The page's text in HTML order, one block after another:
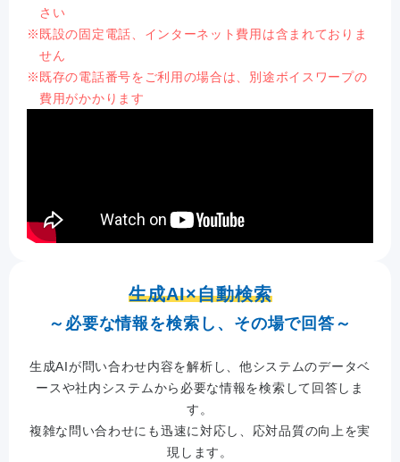
さい
既設の固定電話、インターネット費用は含まれておりま
せん
既存の電話番号をご利用の場合は、別途ボイスワープの
費用がかかります
生成AI×自動検索
～必要な情報を検索し、その場で回答～
生成AIが問い合わせ内容を解析し、他システムのデータベ
ースや社内システムから必要な情報を検索して回答しま
す。
複雑な問い合わせにも迅速に対応し、応対品質の向上を実
現します。